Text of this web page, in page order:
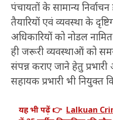
पंचायतों के सामान्य
तैयारियों एवं व्यवस्था के
अधिकारियों को नोडल
ही जरूरी व्यवस्थाओं को
संपन्न कराए जाने हेतु
सहायक प्रभारी भी नियुक्त
यह भी पढ़ें 👉 Lalkuan